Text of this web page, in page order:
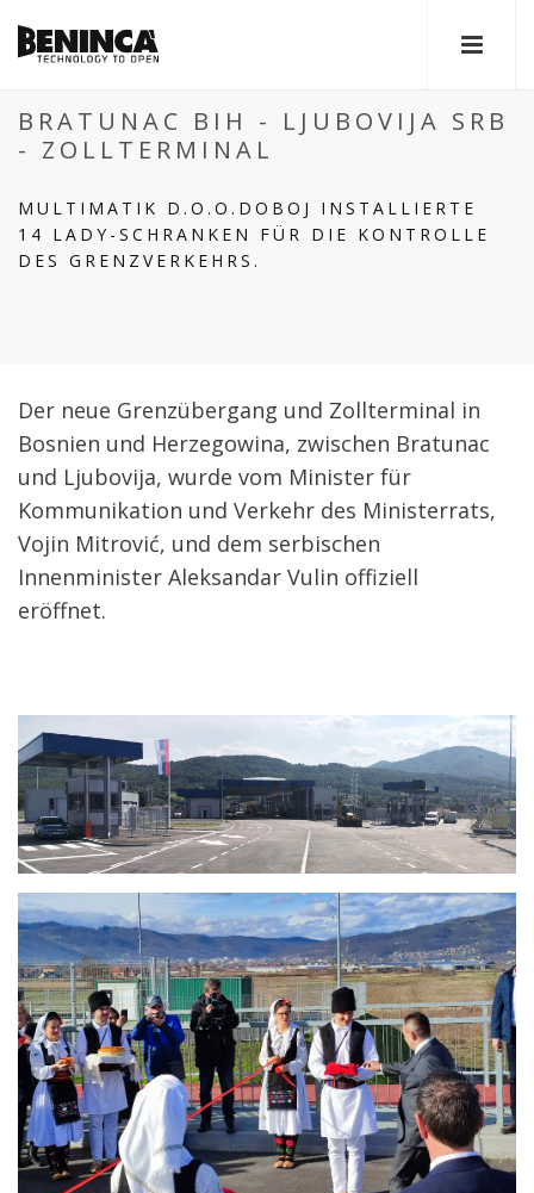
BRATUNAC BIH - LJUBOVIJA SRB
- ZOLLTERMINAL
MULTIMATIK D.O.O.DOBOJ INSTALLIERTE
14 LADY-SCHRANKEN FÜR DIE KONTROLLE
DES GRENZVERKEHRS.
Der neue Grenzübergang und Zollterminal in
Bosnien und Herzegowina, zwischen Bratunac
und Ljubovija, wurde vom Minister für
Kommunikation und Verkehr des Ministerrats,
Vojin Mitrović, und dem serbischen
Innenminister Aleksandar Vulin offiziell
eröffnet.